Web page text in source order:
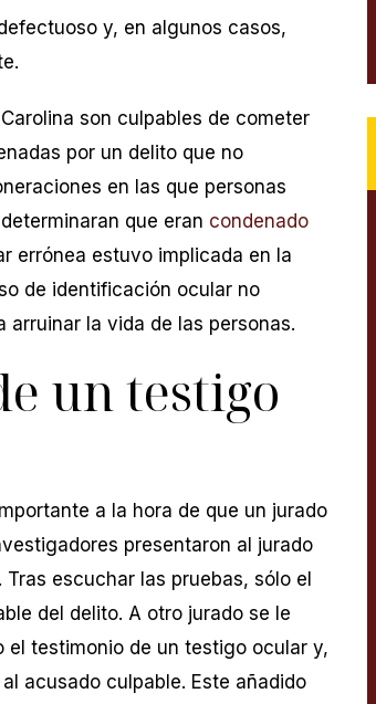
y, en algunos casos,
son culpables de cometer
por un delito que no
en las que personas
que eran condenado
errónea estuvo implicada en la
de identificación ocular no
la vida de las personas.
un testigo
a la hora de que un jurado
presentaron al jurado
escuchar las pruebas, sólo el
del delito. A otro jurado se le
el testimonio de un testigo ocular y,
acusado culpable. Este añadido
El Sr. Mier ayudó a nuestra familia a pasar
por el capítulo más duro de nuestra vida.
Son muy serviciales y saben
lo que hacen. Son muy serviciales con la
pasando por cualquier lucha y están en
necesidad de un abogado para buscar
ayuda ...
BRENDA MANON